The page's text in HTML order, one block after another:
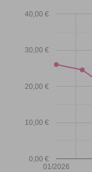
01/2026
0,00 €
10,00 €
20,00 €
30,00 €
40,00 €